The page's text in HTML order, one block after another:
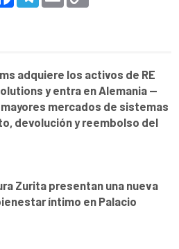
m
adquiere los activos de RE
y entra en Alemania —
mercados de sistemas
devolución y reembolso del
Zurita presentan una nueva
íntimo en Palacio